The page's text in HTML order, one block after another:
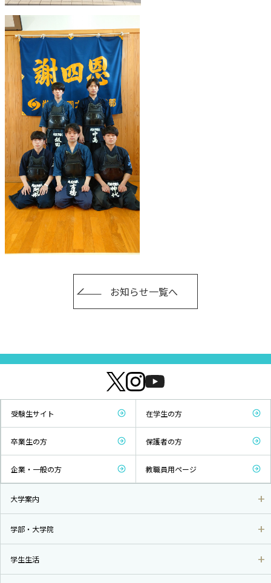
お知らせ一覧へ
受験生サイト 在学生の方
卒業生の方 保護者の方
企業・一般の方 教職員用ページ
大学案内
学部・大学院
学生生活